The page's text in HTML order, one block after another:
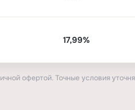
17,99%
офертой. Точные условия